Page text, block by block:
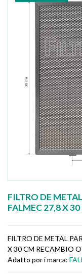
FILTRO DE
FALMEC 27,8 X
FILTRO DE METAL
X 30 CM RECAMBIO
Adatto por i marca: